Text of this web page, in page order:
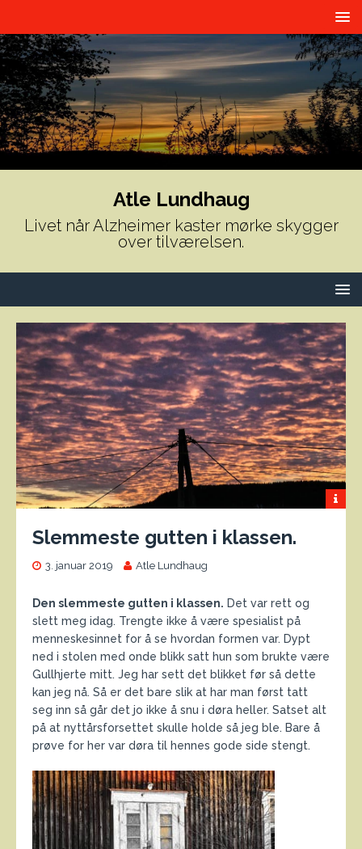
Atle Lundhaug
Livet når Alzheimer kaster mørke skygger
over tilværelsen.
Slemmeste gutten i klassen.
3. januar 2019 Atle Lundhaug
Den slemmeste gutten i klassen. Det var rett og
slett meg idag. Trengte ikke å være spesialist på
menneskesinnet for å se hvordan formen var. Dypt
ned i stolen med onde blikk satt hun som brukte være
Gullhjerte mitt. Jeg har sett det blikket før så dette
kan jeg nå. Så er det bare slik at har man først tatt
seg inn så går det jo ikke å snu i døra heller. Satset alt
på at nyttårsforsettet skulle holde så jeg ble. Bare å
prøve for her var døra til hennes gode side stengt.